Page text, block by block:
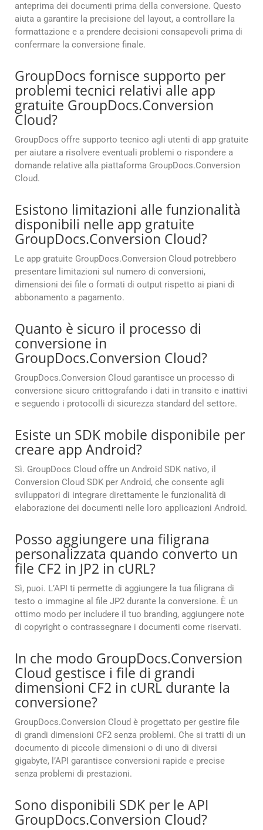
anteprima dei documenti prima della conversione. Questo
aiuta a garantire la precisione del layout, a controllare la
formattazione e a prendere decisioni consapevoli prima di
confermare la conversione finale.
GroupDocs fornisce supporto per
problemi tecnici relativi alle app
gratuite GroupDocs.Conversion
Cloud?
GroupDocs offre supporto tecnico agli utenti di app gratuite
per aiutare a risolvere eventuali problemi o rispondere a
domande relative alla piattaforma GroupDocs.Conversion
Cloud.
Esistono limitazioni alle funzionalità
disponibili nelle app gratuite
GroupDocs.Conversion Cloud?
Le app gratuite GroupDocs.Conversion Cloud potrebbero
presentare limitazioni sul numero di conversioni,
dimensioni dei file o formati di output rispetto ai piani di
abbonamento a pagamento.
Quanto è sicuro il processo di
conversione in
GroupDocs.Conversion Cloud?
GroupDocs.Conversion Cloud garantisce un processo di
conversione sicuro crittografando i dati in transito e inattivi
e seguendo i protocolli di sicurezza standard del settore.
Esiste un SDK mobile disponibile per
creare app Android?
Sì. GroupDocs Cloud offre un Android SDK nativo, il
Conversion Cloud SDK per Android, che consente agli
sviluppatori di integrare direttamente le funzionalità di
elaborazione dei documenti nelle loro applicazioni Android.
Posso aggiungere una filigrana
personalizzata quando converto un
file CF2 in JP2 in cURL?
Sì, puoi. L’API ti permette di aggiungere la tua filigrana di
testo o immagine al file JP2 durante la conversione. È un
ottimo modo per includere il tuo branding, aggiungere note
di copyright o contrassegnare i documenti come riservati.
In che modo GroupDocs.Conversion
Cloud gestisce i file di grandi
dimensioni CF2 in cURL durante la
conversione?
GroupDocs.Conversion Cloud è progettato per gestire file
di grandi dimensioni CF2 senza problemi. Che si tratti di un
documento di piccole dimensioni o di uno di diversi
gigabyte, l’API garantisce conversioni rapide e precise
senza problemi di prestazioni.
Sono disponibili SDK per le API
GroupDocs.Conversion Cloud?